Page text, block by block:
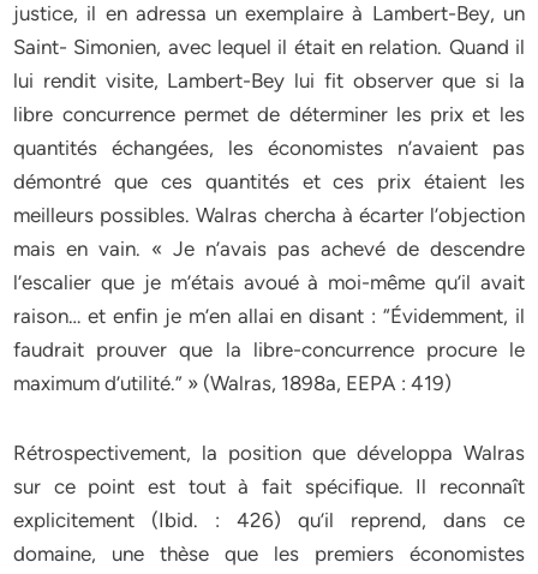
justice, il en adressa un exemplaire à Lambert-Bey, un
Saint- Simonien, avec lequel il était en relation. Quand il
lui rendit visite, Lambert-Bey lui fit observer que si la
libre concurrence permet de déterminer les prix et les
quantités échangées, les économistes n’avaient pas
démontré que ces quantités et ces prix étaient les
meilleurs possibles. Walras chercha à écarter l’objection
mais en vain. « Je n’avais pas achevé de descendre
l’escalier que je m’étais avoué à moi-même qu’il avait
raison… et enfin je m’en allai en disant : “Évidemment, il
faudrait prouver que la libre-concurrence procure le
maximum d’utilité.” » (Walras, 1898a, EEPA : 419)
Rétrospectivement, la position que développa Walras
sur ce point est tout à fait spécifique. Il reconnaît
explicitement (Ibid. : 426) qu’il reprend, dans ce
domaine, une thèse que les premiers économistes